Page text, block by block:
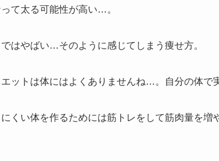
て太る可能性が高い…。
はやばい…そのように感じてしまう痩せ方。
ットは体にはよくありませんね…。自分の体で
くい体を作るためには筋トレをして筋肉量を増